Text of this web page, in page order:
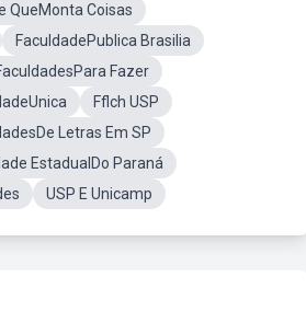
QueMonta Coisas
FaculdadePublica Brasilia
Fazer
Fflch USP
Letras Em SP
EstadualDo Paraná
USP E Unicamp